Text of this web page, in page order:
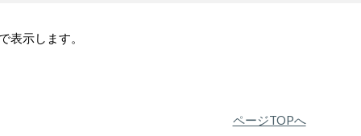
表示します。
ページTOPへ